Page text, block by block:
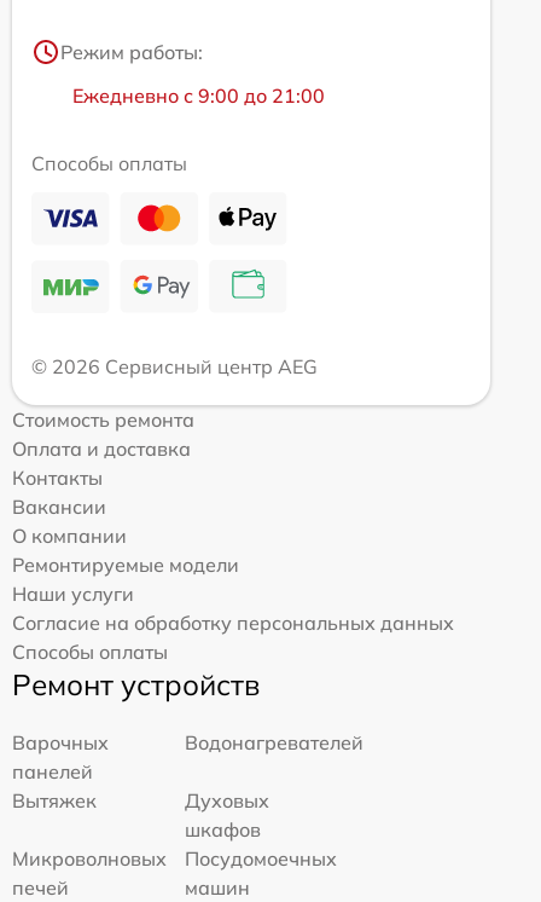
Режим работы:
Ежедневно с 9:00 до 21:00
Способы оплаты
© 2026 Сервисный центр AEG
Стоимость ремонта
Оплата и доставка
Контакты
Вакансии
О компании
Ремонтируемые модели
Наши услуги
Согласие на обработку персональных данных
Способы оплаты
Ремонт устройств
Варочных
панелей
Водонагревателей
Вытяжек
Духовых
шкафов
Микроволновых
печей
Посудомоечных
машин